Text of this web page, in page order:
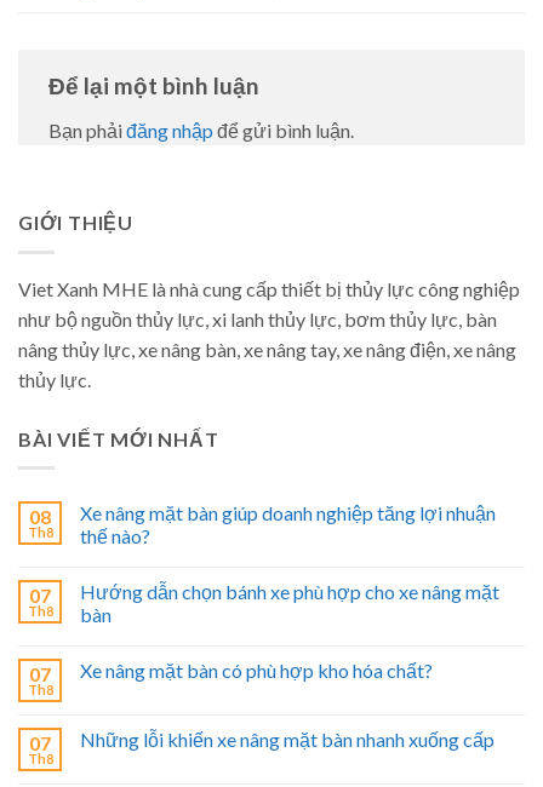
Để lại một bình luận
Bạn phải đăng nhập để gửi bình luận.
GIỚI THIỆU
Viet Xanh MHE là nhà cung cấp thiết bị thủy lực công nghiệp
như bộ nguồn thủy lực, xi lanh thủy lực, bơm thủy lực, bàn
nâng thủy lực, xe nâng bàn, xe nâng tay, xe nâng điện, xe nâng
thủy lực.
BÀI VIẾT MỚI NHẤT
08
Th8
Xe nâng mặt bàn giúp doanh nghiệp tăng lợi nhuận
thế nào?
07
Th8
Hướng dẫn chọn bánh xe phù hợp cho xe nâng mặt
bàn
07
Th8
Xe nâng mặt bàn có phù hợp kho hóa chất?
07
Th8
Những lỗi khiến xe nâng mặt bàn nhanh xuống cấp